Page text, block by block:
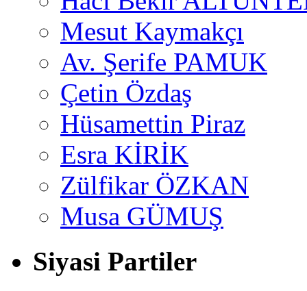
Mesut Kaymakçı
Av. Şerife PAMUK
Çetin Özdaş
Hüsamettin Piraz
Esra KİRİK
Zülfikar ÖZKAN
Musa GÜMUŞ
Siyasi Partiler